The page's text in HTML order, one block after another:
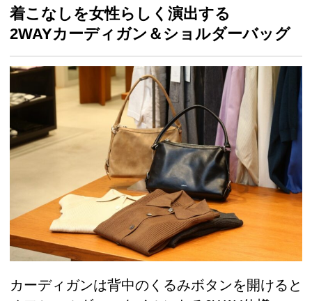
着こなしを女性らしく演出する
2WAYカーディガン＆ショルダーバッグ
カーディガンは背中のくるみボタンを開けると